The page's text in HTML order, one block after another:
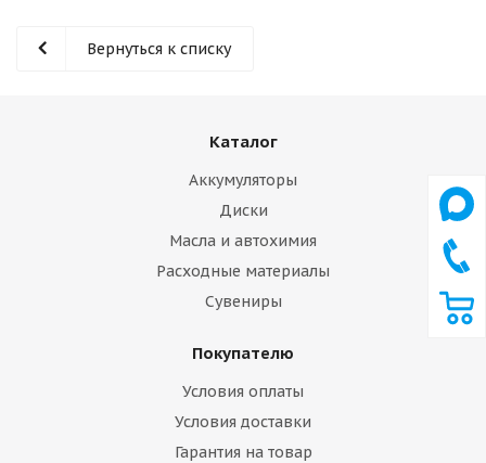
Вернуться к списку
Каталог
Аккумуляторы
Диски
Масла и автохимия
Расходные материалы
Сувениры
Покупателю
Условия оплаты
Условия доставки
Гарантия на товар